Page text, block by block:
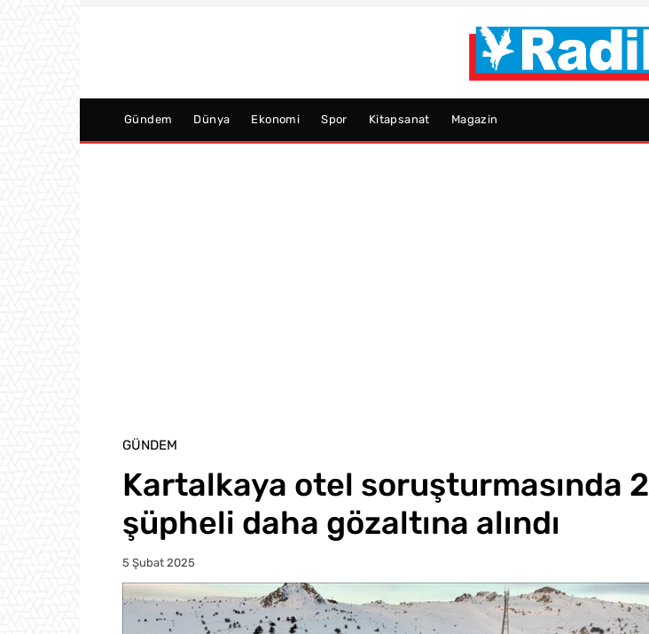
Gündem Dünya Ekonomi Spor Kitapsanat Magazin
GÜNDEM
Kartalkaya otel soruşturmasında 2
şüpheli daha gözaltına alındı
5 Şubat 2025